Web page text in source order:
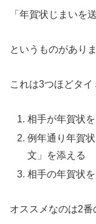
「年賀状じまいを
というものがありま
これは3つほどタ
相手が年賀状
例年通り年賀
文」を添える
相手の年賀状
オススメなのは2番